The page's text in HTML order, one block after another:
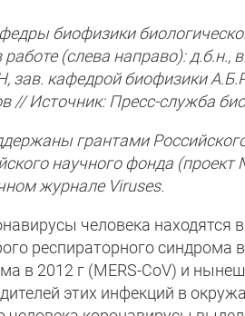
биофизики
(слева направо): д.б.н.,
зав. кафедрой биофизики
// Источник: Пресс-служба
грантами
научного фонда
журнале Viruses.
человека находятся
респираторного синдрома
в 2012 г (MERS-CoV) и
этих инфекций в